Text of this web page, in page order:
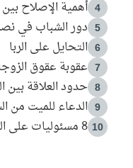
4 أهمية الإصلاح
5 دور الشباب في
6 التحايل على الربا
7 عقوبة عقوق
8 حدود العلاقة
9 الدعاء للميت من
10 8 مسئوليات على الزوج تجاه زوجته